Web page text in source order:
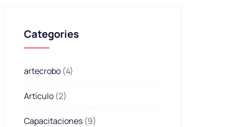
Categories
artecrobo (4)
Artículo (2)
Capacitaciones (9)